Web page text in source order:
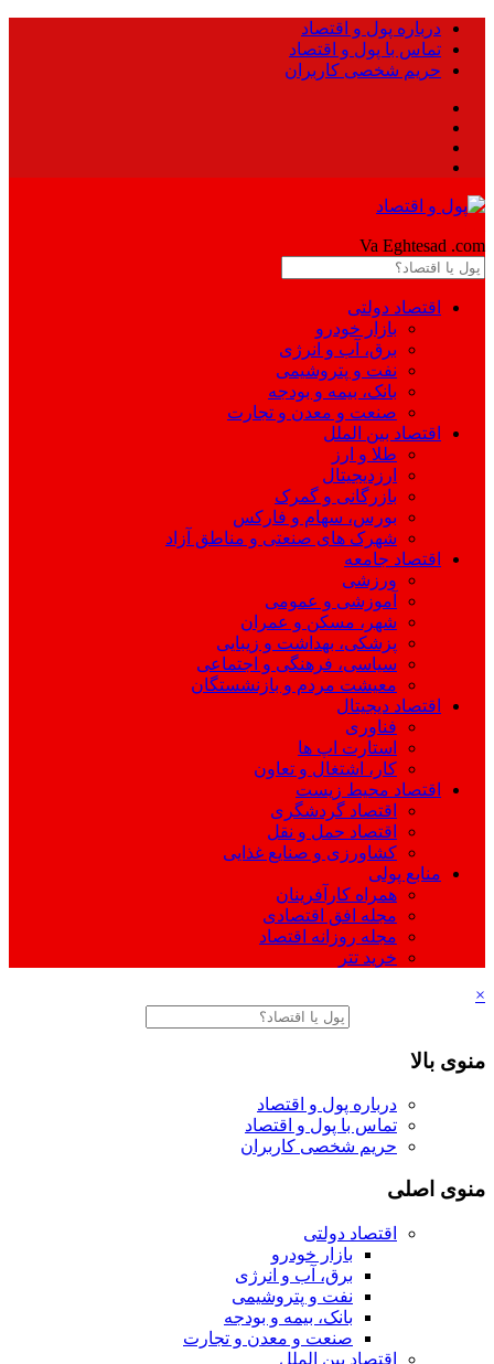
درباره پول و اقتصاد
تماس با پول و اقتصاد
حریم شخصی کاربران
Va Eghtesad .com
اقتصاد دولتی
بازار خودرو
برق، آب و انرژی
نفت و پتروشیمی
بانک، بیمه و بودجه
صنعت و معدن و تجارت
اقتصاد بین الملل
طلا و ارز
ارزدیجیتال
بازرگانی و گمرک
بورس، سهام و فارکس
شهرک های صنعتی و مناطق آزاد
اقتصاد جامعه
ورزشی
آموزشی و عمومی
شهر، مسکن و عمران
پزشکی، بهداشت و زیبایی
سیاسی، فرهنگی و اجتماعی
معیشت مردم و بازنشستگان
اقتصاد دیجیتال
فناوری
استارت اپ ها
کار، اشتغال و تعاون
اقتصاد محیط زیست
اقتصاد گردشگری
اقتصاد حمل و نقل
کشاورزی و صنایع غذایی
منابع پولی
همراه کارآفرینان
مجله افق اقتصادی
مجله روزانه اقتصاد
خرید تتر
×
منوی بالا
درباره پول و اقتصاد
تماس با پول و اقتصاد
حریم شخصی کاربران
منوی اصلی
اقتصاد دولتی
بازار خودرو
برق، آب و انرژی
نفت و پتروشیمی
بانک، بیمه و بودجه
صنعت و معدن و تجارت
اقتصاد بین الملل